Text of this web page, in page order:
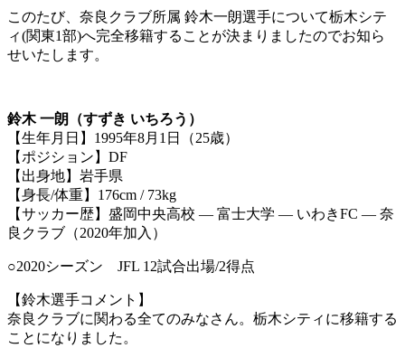
このたび、奈良クラブ所属 鈴木一朗選手について栃木シテ
ィ(関東1部)へ完全移籍することが決まりましたのでお知ら
せいたします。
鈴木 一朗（すずき いちろう）
【生年月日】1995年8月1日（25歳）
【ポジション】DF
【出身地】岩手県
【身長/体重】176cm / 73kg
【サッカー歴】盛岡中央高校 ― 富士大学 ― いわきFC ― 奈
良クラブ（2020年加入）
○2020シーズン JFL 12試合出場/2得点
【鈴木選手コメント】
奈良クラブに関わる全てのみなさん。栃木シティに移籍する
ことになりました。